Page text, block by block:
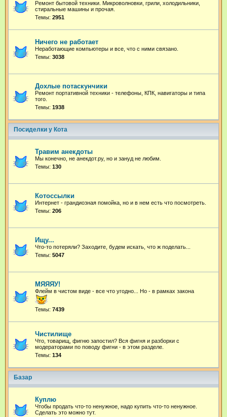
Ремонт бытовой техники. Микроволновки, грили, холодильники,
стиральные машины и прочая.
Темы: 2951
Ничего не работает
Неработающие компьютеры и все, что с ними связано.
Темы: 3038
Дохлые потаскунчики
Ремонт портативной техники - телефоны, КПК, навигаторы и типа
того.
Темы: 1938
Посиделки у Кота
Травим анекдоты
Мы конечно, не анекдот.ру, но и зануд не любим.
Темы: 130
Котоссылки
Интернет - грандиозная помойка, но и в нем есть что посмотреть.
Темы: 206
Ищу...
Что-то потеряли? Заходите, будем искать, что ж поделать...
Темы: 5047
МЯЯЯУ!
Флейм в чистом виде - все что угодно... Но - в рамках закона
Темы: 7439
Чистилище
Что, товарищ, фигню запостил? Вся фигня и разборки с
модераторами по поводу фигни - в этом разделе.
Темы: 134
Базар
Куплю
Чтобы продать что-то ненужное, надо купить что-то ненужное.
Сделать это можно тут.